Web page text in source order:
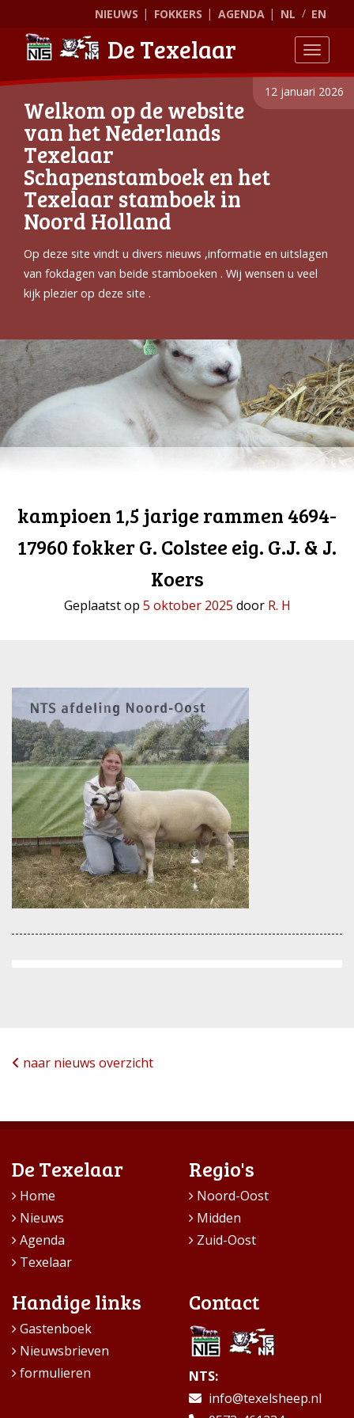
NIEUWS FOKKERS AGENDA NL EN
De Texelaar
12 januari 2026
Welkom op de website
van het Nederlands
Texelaar
Schapenstamboek en het
Texelaar stamboek in
Noord Holland
Op deze site vindt u divers nieuws ,informatie en uitslagen
van fokdagen van beide stamboeken . Wij wensen u veel
kijk plezier op deze site .
kampioen 1,5 jarige rammen 4694-
17960 fokker G. Colstee eig. G.J. & J.
Koers
Geplaatst op 5 oktober 2025 door R. H
naar nieuws overzicht
De Texelaar
Home
Nieuws
Agenda
Texelaar
Regio's
Noord-Oost
Midden
Zuid-Oost
Handige links
Gastenboek
Nieuwsbrieven
formulieren
Contact
NTS:
info@texelsheep.nl